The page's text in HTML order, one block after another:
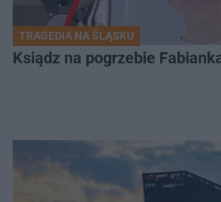
TRAGEDIA NA ŚLĄSKU
Ksiądz na pogrzebie